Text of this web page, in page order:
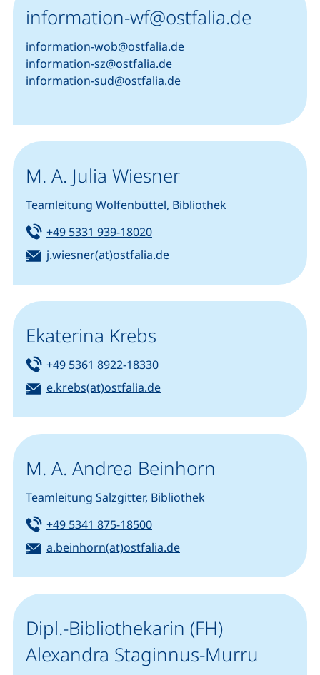
information-wf@ostfalia.de
information-wob@ostfalia.de
information-sz@ostfalia.de
information-sud@ostfalia.de
M. A. Julia Wiesner
Teamleitung Wolfenbüttel, Bibliothek
Tel:
+49 5331 939-18020(startet einen Telefonanruf,
E-Mail:
j.wiesner(at)ostfalia.de(öffnet Ihr E-Mail-
Ekaterina Krebs
Tel:
+49 5361 8922-18330(startet einen Telefonanruf,
E-Mail:
e.krebs(at)ostfalia.de(öffnet Ihr E-Mail-Programm)
M. A. Andrea Beinhorn
Teamleitung Salzgitter, Bibliothek
Tel:
+49 5341 875-18500(startet einen Telefonanruf,
E-Mail:
a.beinhorn(at)ostfalia.de(öffnet Ihr E-Mail-
Dipl.-Bibliothekarin (FH)
Alexandra Staginnus-Murru